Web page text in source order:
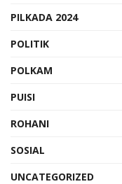
PILKADA 2024
POLITIK
POLKAM
PUISI
ROHANI
SOSIAL
UNCATEGORIZED